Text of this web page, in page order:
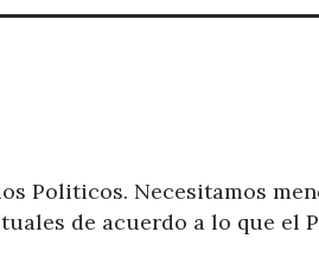
Politicos. Necesitamos
de acuerdo a lo que el